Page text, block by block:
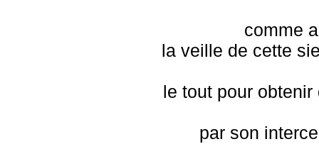
comme
la veille de cette
le tout pour
par son